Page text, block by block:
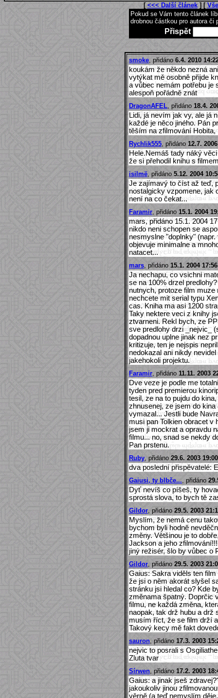
[ <<< Další článek] [
Pokud se Vám tento článek
drobnou částkou pro autora či
Přispět
smoke , přidáno 6.4. 2010
koukám že někdo nezná
vytýkat mě osobně přijde
a vůbec nemám potřebu je
alespoň pořádně znát
DragonAFEL , přidáno 18.4.
Lidi, já nevím jak vy, ale já
každé je něco jiného. Pán
těším na zfilmování
Rychlik555 , přidáno 12.7.
Hele.Nemáš tady náký
že si přehodil knihu s
isilmë , přidáno 5.12. 2004
Je zajímavý to číst až teď,
nostalgicky vzpomene, jak
není na co čekat...
Faramir , přidáno 15.1. 2004
mars, přidáno 15.1. 2004
nikdo neni schopen se
nesmyslne "doplnky"
objevuje minimalne a
natacet...
mars , přidáno 15.1. 2004
Ja nechapu, co vsichni
se na 100% drzel
nutnych, protoze film
nechcete mit serial typu
cas. Kniha ma asi 1200
Taky nektere veci z knihy
ztvarneni. Rekl bych, ze
sve predlohy drzi _nejvic_
dopadnou uplne jinak nez
kritizuje, ten je nejspis
nedokazal ani nikdy
jakehokoli projektu.
Faramir , přidáno 11.11. 2003
Dve veze je podle me
tyden pred premierou
tesil, ze na to pujdu do
zhnusenej, ze jsem do
vymazal... Jestli bude
musi pan Tolkien obracet v
jsem ji mockrat a opravdu
filmu... no, snad se nekdy
Pan prstenu.
Ruby , přidáno 29.6. 2003
dva poslední přispěvatelé:
Gaiusi, ty blbče... , přidáno
Dyť nevíš co píšeš, ty
sprostá slova, to bych tě
Gildor , přidáno 29.5. 2003
Myslím, že nemá cenu
bychom byli hodně
změny. Většinou je to
Jackson a jeho
jiný režisér, šlo by vůbec o
Gildor , přidáno 29.5. 2003
Gaius: Sakra viděls ten
že jsi o něm akorát slyšel
stránku jsi hledal co? Kde
změnama špatný. Doprčic
filmu, ne každá změna,
naopak, tak drž hubu a drž
musím říct, že se film drží
Takový kecy mě fakt
sauron , přidáno 17.3. 2003
nejvic to posrali s
Zluta tvar
Sírwen , přidáno 17.2. 2003
Gaius: a jinak jseš
jakoukoliv jinou
věrně (a teď nemyslím